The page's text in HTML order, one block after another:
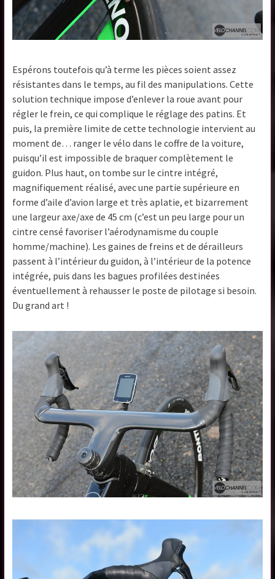
Espérons toutefois qu’à terme les pièces soient assez
résistantes dans le temps, au fil des manipulations. Cette
solution technique impose d’enlever la roue avant pour
régler le frein, ce qui complique le réglage des patins. Et
puis, la première limite de cette technologie intervient au
moment de… ranger le vélo dans le coffre de la voiture,
puisqu’il est impossible de braquer complètement le
guidon. Plus haut, on tombe sur le cintre intégré,
magnifiquement réalisé, avec une partie supérieure en
forme d’aile d’avion large et très aplatie, et bizarrement
une largeur axe/axe de 45 cm (c’est un peu large pour un
cintre censé favoriser l’aérodynamisme du couple
homme/machine). Les gaines de freins et de dérailleurs
passent à l’intérieur du guidon, à l’intérieur de la potence
intégrée, puis dans les bagues profilées destinées
éventuellement à rehausser le poste de pilotage si besoin.
Du grand art !